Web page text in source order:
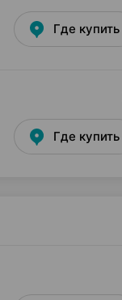
Где купить
Где купить